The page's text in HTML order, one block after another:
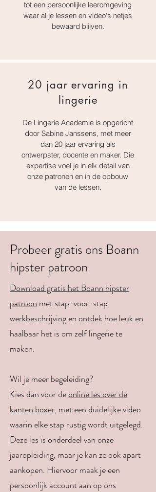
tot een persoonlijke leeromgeving
waar al je lessen en video's netjes
bewaard blijven.
20 jaar ervaring in
lingerie
De Lingerie Academie is opgericht
door Sabine Janssens, met meer
dan 20 jaar ervaring als
ontwerpster, docente en maker. Die
expertise voel je in elk detail van
onze patronen en in de opbouw
van de lessen.
Probeer gratis ons Boann
hipster patroon
Download gratis het Boann hipster
patroon met stap-voor-stap
werkbeschrijving en ontdek hoe leuk en
haalbaar het is om zelf lingerie te
maken.
Wil je meer begeleiding?
Kies dan voor deonline les over de
kanten boxer, met een duidelijke video
waarin elke stap rustig wordt uitgelegd.
Deze les is onderdeel van onze
jaaropleiding, maar je kan ze ook apart
aankopen. Hiervoor maak je een
persoonlijk account aan op ons